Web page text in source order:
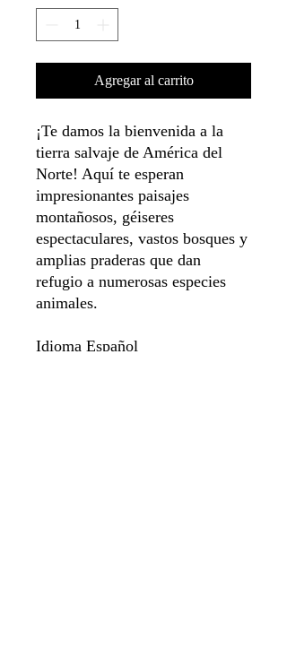
Agregar al carrito
¡Te damos la bienvenida a la
tierra salvaje de América del
Norte! Aquí te esperan
impresionantes paisajes
montañosos, géiseres
espectaculares, vastos bosques y
amplias praderas que dan
refugio a numerosas especies
animales.
Idioma Español